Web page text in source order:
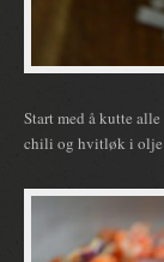
Start med å kutte
chili og hvitløk i olje